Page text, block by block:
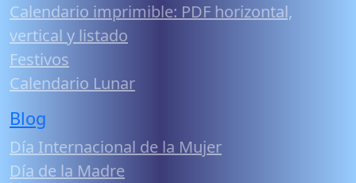
Calendario imprimible: PDF horizontal,
vertical y listado
Festivos
Calendario Lunar
Blog
Día Internacional de la Mujer
Día de la Madre